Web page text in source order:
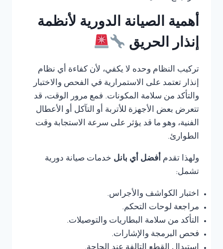
أهمية الصيانة الدورية لأنظمة
إنذار الحريق
تركيب النظام وحده لا يكفي، لأن كفاءة أي نظام
إنذار تعتمد على الاستمرارية في الفحص والاختبار
والتأكد من سلامة المكونات. فمع مرور الوقت، قد
تتعرض بعض الأجهزة للأتربة أو التآكل أو الأعطال
الفنية، وهو ما قد يؤثر على سرعة الاستجابة وقت
الطوارئ.
ولهذا تقدم أفضل أي بانل خدمات صيانة دورية
تشمل:
اختبار الكواشف والأجراس.
مراجعة لوحات التحكم.
التأكد من سلامة البطاريات والتوصيلات.
فحص البرمجة والإشارات.